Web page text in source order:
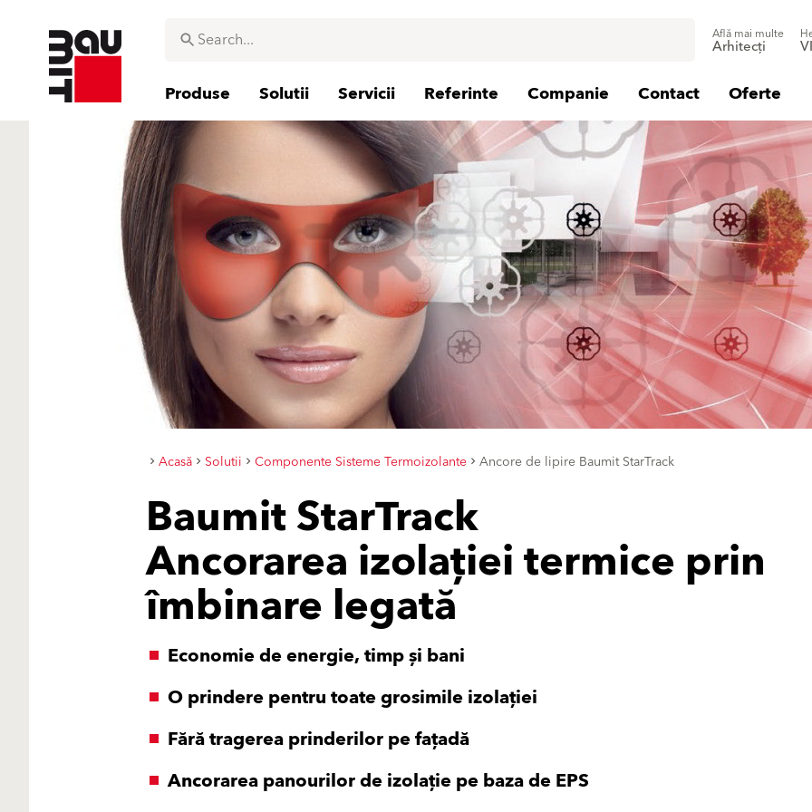
Află mai multe
Arhitecți
Produse Solutii Servicii Referinte Companie Contact Oferte
Acasă Solutii Componente Sisteme Termoizolante Ancore de lipire Baumit StarTrack
Baumit StarTrack
Ancorarea izolației termice prin
îmbinare legată
Economie de energie, timp și bani
O prindere pentru toate grosimile izolației
Fără tragerea prinderilor pe fațadă
Ancorarea panourilor de izolație pe baza de EPS